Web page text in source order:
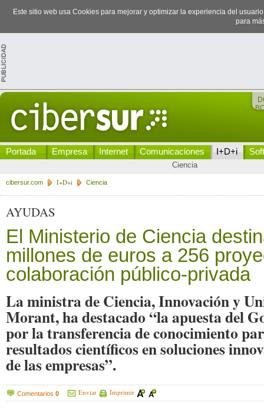
Este sitio web usa Cookies para mejorar y optimizar la experiencia del
para
Portada Empresa Internet Comunicaciones I+D+i
Ciencia
cibersur.com I+D+i Ciencia
AYUDAS
El Ministerio de Ciencia
millones de euros a 256
colaboración público-privada
La ministra de Ciencia, Innovación y
Morant, ha destacado “la apuesta del
por la transferencia de conocimiento
resultados científicos en soluciones
de las empresas”.
Comentarios 0 Enviar Imprimir